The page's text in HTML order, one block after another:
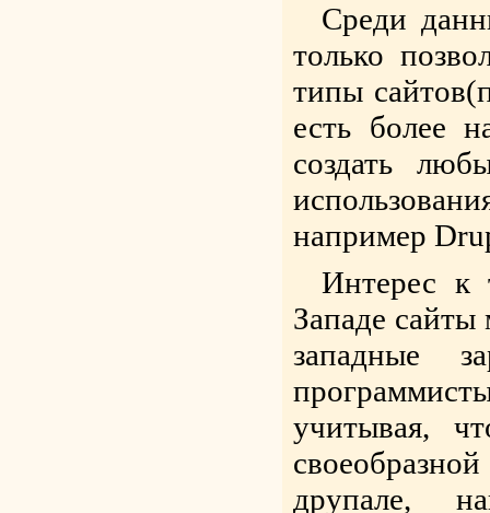
Среди
только
типы
есть более
создать
например
Интерес к
Западе сайты
западные
учитывая,
друпале,